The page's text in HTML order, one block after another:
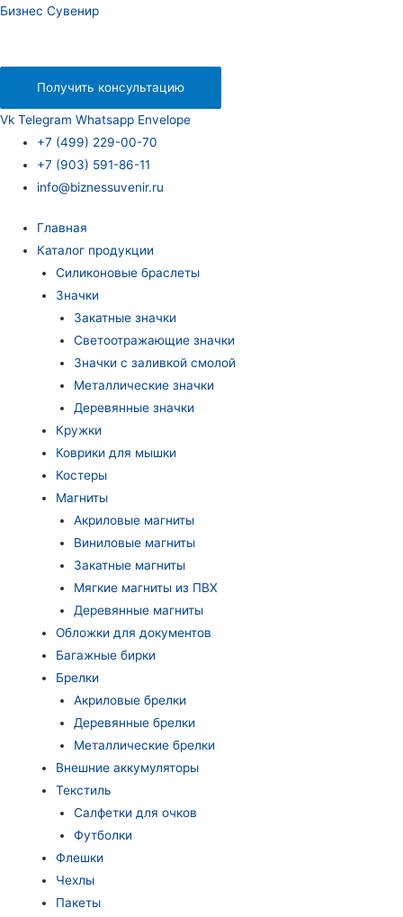
Бизнес Сувенир
Получить консультацию
Vk Telegram Whatsapp Envelope
+7 (499) 229-00-70
+7 (903) 591-86-11
info@biznessuvenir.ru
Главная
Каталог продукции
Силиконовые браслеты
Значки
Закатные значки
Светоотражающие значки
Значки с заливкой смолой
Металлические значки
Деревянные значки
Кружки
Коврики для мышки
Костеры
Магниты
Акриловые магниты
Виниловые магниты
Закатные магниты
Мягкие магниты из ПВХ
Деревянные магниты
Обложки для документов
Багажные бирки
Брелки
Акриловые брелки
Деревянные брелки
Металлические брелки
Внешние аккумуляторы
Текстиль
Салфетки для очков
Футболки
Флешки
Чехлы
Пакеты